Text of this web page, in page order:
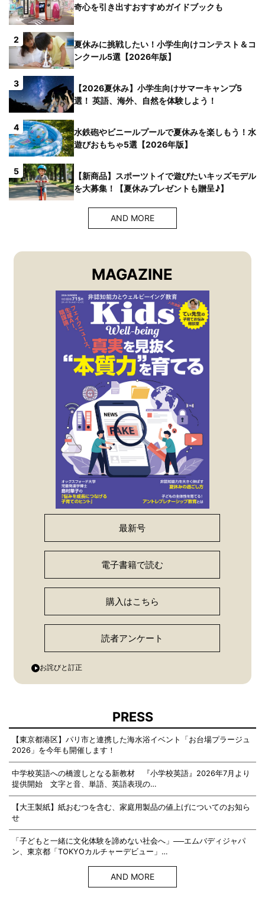
奇心を引き出すおすすめガイドブックも
2
夏休みに挑戦したい！小学生向けコンテスト＆コ
ンクール5選【2026年版】
3
【2026夏休み】小学生向けサマーキャンプ5
選！ 英語、海外、自然を体験しよう！
4
水鉄砲やビニールプールで夏休みを楽しもう！水
遊びおもちゃ5選【2026年版】
5
【新商品】スポーツトイで遊びたいキッズモデル
を大募集！【夏休みプレゼントも贈呈♪】
AND MORE
MAGAZINE
最新号
電子書籍で読む
購入はこちら
読者アンケート
お詫びと訂正
PRESS
【東京都港区】パリ市と連携した海水浴イベント「お台場プラージュ
2026」を今年も開催します！
中学校英語への橋渡しとなる新教材 『小学校英語』2026年7月より
提供開始 文字と音、単語、英語表現の…
【大王製紙】紙おむつを含む、家庭用製品の値上げについてのお知ら
せ
「子どもと一緒に文化体験を諦めない社会へ」──エムバディジャパ
ン、東京都「TOKYOカルチャーデビュー」…
AND MORE